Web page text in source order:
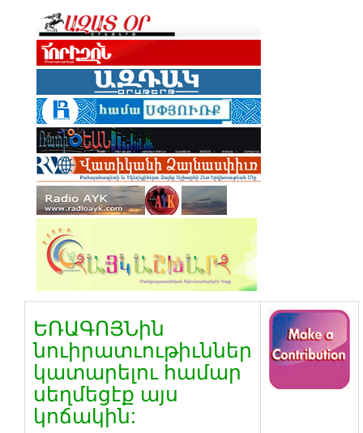
ԵՌԱԳՈՅՆին
նուիրատւութիւններ
կատարելու համար
սեղմեցէք այս
կոճակին: